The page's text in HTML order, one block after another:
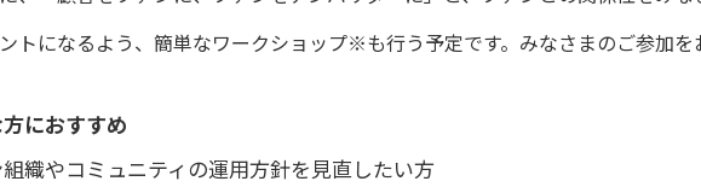
トになるよう、簡単なワークショップ※も行う予定です。みなさまのご参加
におすすめ
組織やコミュニティの運用方針を見直したい方